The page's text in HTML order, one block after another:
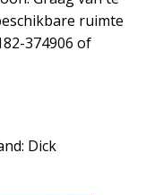
ruimte
374906 of
Dick